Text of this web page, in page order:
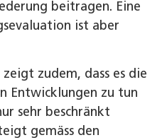
beitragen. Eine
ist aber
zudem, dass es die
Entwicklungen zu tun
sehr beschränkt
gemäss den